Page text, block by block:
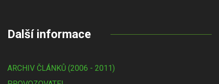
Další informace
ARCHIV ČLÁNKŮ (2006 - 2011)